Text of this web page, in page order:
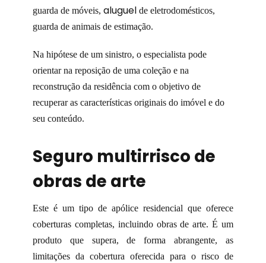
guarda de móveis, aluguel de eletrodomésticos,
guarda de animais de estimação.
Na hipótese de um sinistro, o especialista pode
orientar na reposição de uma coleção e na
reconstrução da residência com o objetivo de
recuperar as características originais do imóvel e do
seu conteúdo.
Seguro multirrisco de
obras de arte
Este é um tipo de apólice residencial que oferece
coberturas completas, incluindo obras de arte. É um
produto que supera, de forma abrangente, as
limitações da cobertura oferecida para o risco de